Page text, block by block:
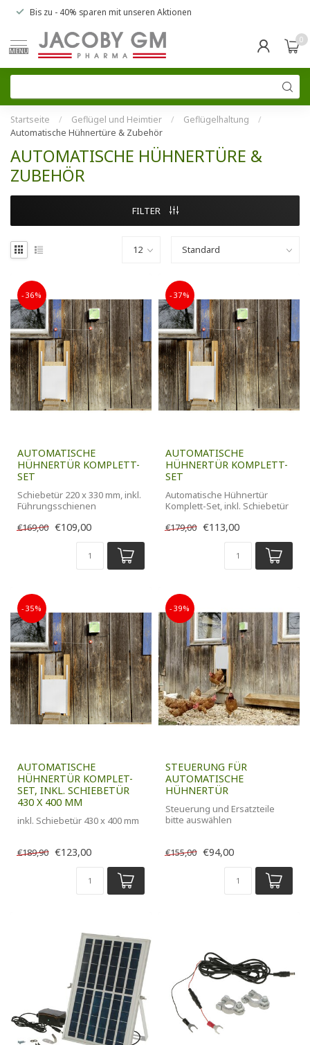
Bis zu - 40% sparen mit unseren Aktionen
MENU
0
Startseite / Geflügel und Heimtier / Geflügelhaltung
/
Automatische Hühnertüre & Zubehör
AUTOMATISCHE HÜHNERTÜRE &
ZUBEHÖR
FILTER
-36%
AUTOMATISCHE
HÜHNERTÜR KOMPLETT-
SET
Schiebetür 220 x 330 mm, inkl.
Führungsschienen
€169,00 €109,00
-37%
AUTOMATISCHE
HÜHNERTÜR KOMPLETT-
SET
Automatische Hühnertür
Komplett-Set, inkl. Schiebetür
€179,00 €113,00
-35%
AUTOMATISCHE
HÜHNERTÜR KOMPLET-
SET, INKL. SCHIEBETÜR
430 X 400 MM
inkl. Schiebetür 430 x 400 mm
€189,90 €123,00
-39%
STEUERUNG FÜR
AUTOMATISCHE
HÜHNERTÜR
Steuerung und Ersatzteile
bitte auswählen
€155,00 €94,00